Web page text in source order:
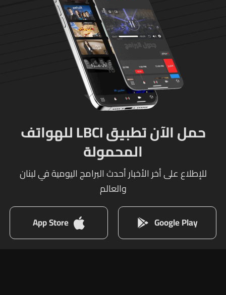
حمل الآن تطبيق LBCI للهواتف
المحمولة
للإطلاع على أخر الأخبار أحدث البرامج اليومية في لبنان
والعالم
Google Play
App Store